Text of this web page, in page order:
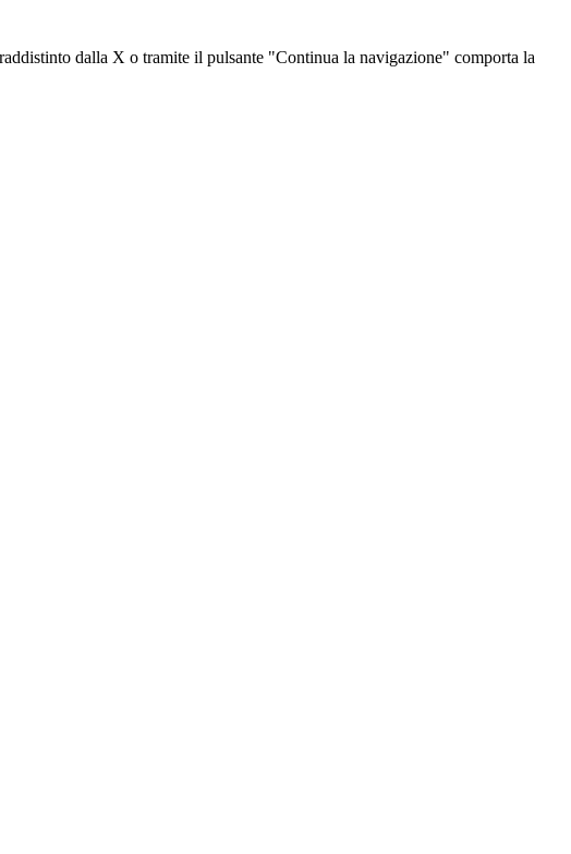
dalla X o tramite il pulsante "Continua la navigazione" comporta la